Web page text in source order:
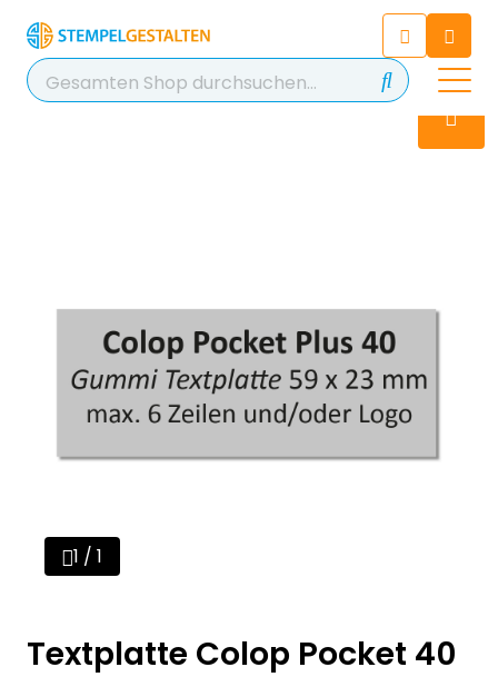
Chatten Sie 24/7 mit unserem
hilfreichen Chatbot
Kontakt
+49 2038 0480 403
1 / 1
Textplatte Colop Pocket 40